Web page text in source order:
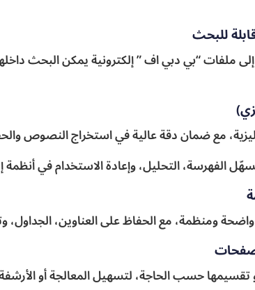
للبحث
ملفات “بي دبي اف ” إلكترونية يمكن البحث
مع ضمان دقة عالية في استخراج النصوص
التحليل، وإعادة الاستخدام في أنظمة
ومنظمة، مع الحفاظ على العناوين،
حسب الحاجة، لتسهيل المعالجة أو الأرشفة